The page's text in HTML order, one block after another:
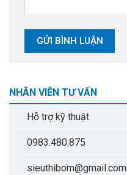
NHÂN VIÊN TƯ VẤN
Hỗ trợ kỹ thuật
0983.480.875
sieuthibom@gmail.com